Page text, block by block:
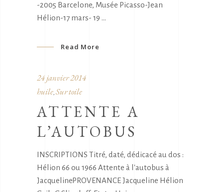
-2005 Barcelone, Musée Picasso-Jean
Hélion-17 mars- 19
Read More
24 janvier 2014
huile Sur toile
ATTENTE A
L’AUTOBUS
INSCRIPTIONS Titré, daté, dédicacé au dos :
Hélion 66 ou 1966 Attente à l'autobus à
JacquelinePROVENANCE Jacqueline Hélion